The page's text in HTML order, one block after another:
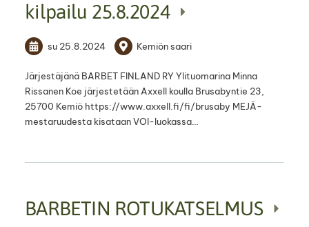
kilpailu 25.8.2024
su 25.8.2024 Kemiön saari
Järjestäjänä BARBET FINLAND RY Ylituomarina Minna
Rissanen Koe järjestetään Axxell koulla Brusabyntie 23,
25700 Kemiö https://www.axxell.fi/fi/brusaby MEJÄ-
mestaruudesta kisataan VOI-luokassa…
BARBETIN ROTUKATSELMUS